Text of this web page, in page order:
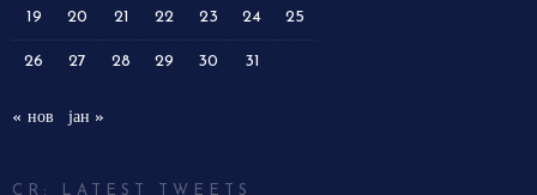
19 20 21 22 23 24 25
26 27 28 29 30 31
« нов јан »
CR: LATEST TWEETS